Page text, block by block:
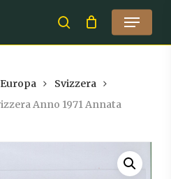
search
Menu
Europa
Svizzera
Anno 1971 Annata
Close